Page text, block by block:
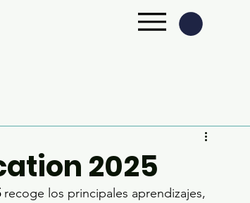
2025
recoge los principales aprendizajes,